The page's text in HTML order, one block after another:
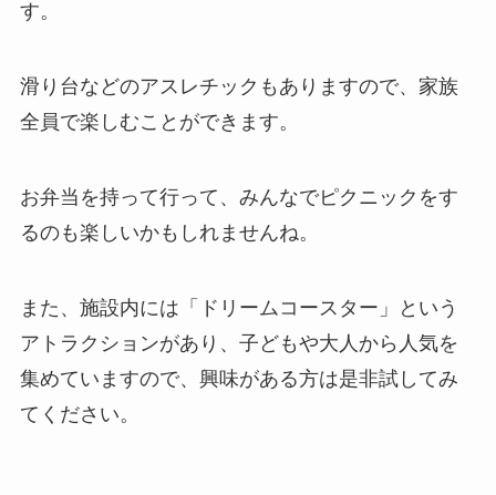
す。
滑り台などのアスレチックもありますので、家族
全員で楽しむことができます。
お弁当を持って行って、みんなでピクニックをす
るのも楽しいかもしれませんね。
また、施設内には「ドリームコースター」という
アトラクションがあり、子どもや大人から人気を
集めていますので、興味がある方は是非試してみ
てください。